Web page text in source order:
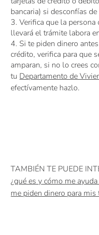
bancaria) si desconfías
Verifica que la
llevará el trámite labora
Si te piden dinero
crédito, verifica para que
amparan, si no lo crees
tu Departamento de
efectívamente hazlo.
TAMBIÉN TE PUEDE
¿qué es y cómo me
me piden dinero para